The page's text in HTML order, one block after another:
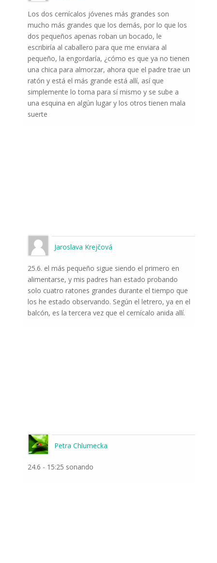
Los dos cernícalos jóvenes más grandes son
mucho más grandes que los demás, por lo que los
dos pequeños apenas roban un bocado, le
escribiría al caballero para que me enviara al
pequeño, la engordaría, ¿cómo es que ya no tienen
una chica para almorzar, ahora que el padre trae un
ratón y está el más grande está allí, así que
simplemente lo toma para sí mismo y se sube a
una esquina en algún lugar y los otros tienen mala
suerte
Jaroslava Krejčová
25.6. el más pequeño sigue siendo el primero en
alimentarse, y mis padres han estado probando
solo cuatro ratones grandes durante el tiempo que
los he estado observando. Según el letrero, ya en el
balcón, es la tercera vez que el cernícalo anida allí.
Petra Chlumecka
24.6 - 15:25 sonando